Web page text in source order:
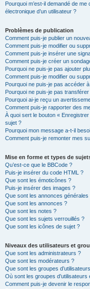
Pourquoi m’est-il demandé de
électronique d’un utilisateur ?
Problèmes de publication
Comment puis-je publier un
Comment puis-je modifier ou
Comment puis-je insérer une
Comment puis-je créer un
Pourquoi ne puis-je pas ajouter
Comment puis-je modifier ou
Pourquoi ne puis-je pas accéder
Pourquoi ne puis-je pas
Pourquoi ai-je reçu un
Comment puis-je rapporter des
À quoi sert le bouton «
sujet ?
Pourquoi mon message a-t-il
Comment puis-je remonter mes
Mise en forme et types de
Qu’est-ce que le BBCode ?
Puis-je insérer du code HTML ?
Que sont les émoticônes ?
Puis-je insérer des images ?
Que sont les annonces générales
Que sont les annonces ?
Que sont les notes ?
Que sont les sujets verrouillés ?
Que sont les icônes de sujet ?
Niveaux des utilisateurs et
Que sont les administrateurs ?
Que sont les modérateurs ?
Que sont les groupes
Où sont les groupes
Comment puis-je devenir le